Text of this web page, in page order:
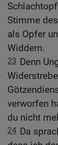
Stimme
als Opfer
Widdern.
23 Denn
verworfen
du nicht
24 Da